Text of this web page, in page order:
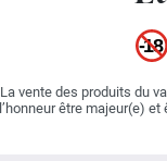
La vente des produits du
l’honneur être majeur(e)
parfois
ouvraient
Vous y
est à n'en
marché.